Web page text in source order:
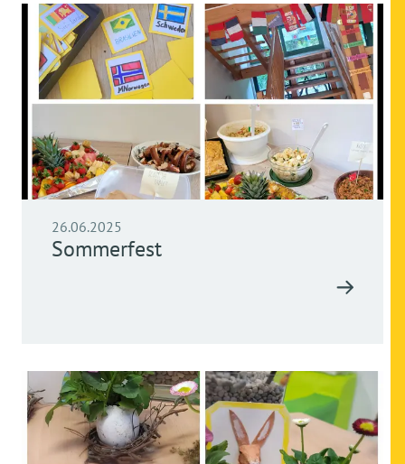
26.06.2025
Sommerfest